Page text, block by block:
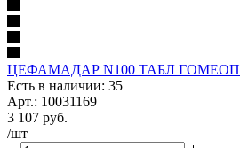
ЦЕФАМАДАР N100 ТАБЛ ГОМЕОП
Есть в наличии: 35
Арт.: 10031169
3 107 руб.
/шт